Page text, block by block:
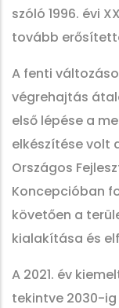
szóló 1996. évi
tovább
A fenti
végrehajtás
első lépése a
elkészítése volt
Országos
Koncepcióban
követően a
kialakítása és
A 2021. év
tekintve 2030-